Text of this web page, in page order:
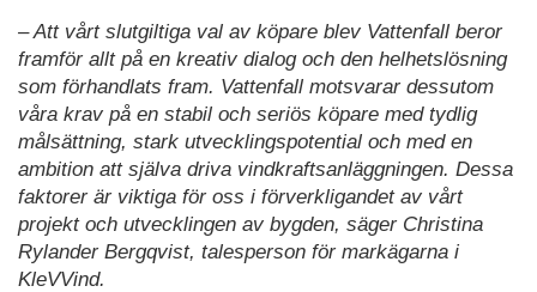
– Att vårt slutgiltiga val av köpare blev Vattenfall beror
framför allt på en kreativ dialog och den helhetslösning
som förhandlats fram. Vattenfall motsvarar dessutom
våra krav på en stabil och seriös köpare med tydlig
målsättning, stark utvecklingspotential och med en
ambition att själva driva vindkraftsanläggningen. Dessa
faktorer är viktiga för oss i förverkligandet av vårt
projekt och utvecklingen av bygden, säger Christina
Rylander Bergqvist, talesperson för markägarna i
KleVVind.